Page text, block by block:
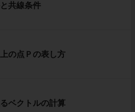
共線条件
の点Ｐの表し方
ベクトルの計算